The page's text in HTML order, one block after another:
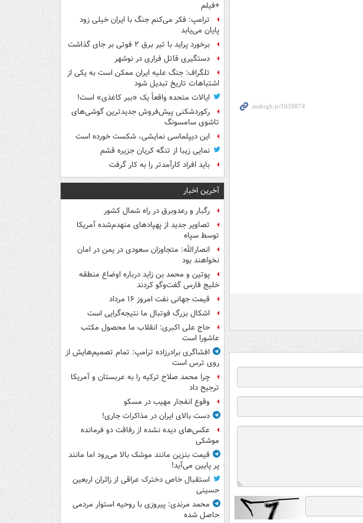
+فیلم
ترامپ: فکر می‌کنم جنگ با ایران خیلی زود
پایان می‌یابد
برخورد پراید با تیر برق ۲ فوتی بر جای گذاشت
دستگیری قاتل فراری در نوشهر
تلگراف: جنگ علیه ایران ممکن است به یکی از
اشتباهات تاریخ تبدیل شود
ایالات متحده واقعاً یک «ببر کاغذی» است!
رکوردشکنی پیش‌فروش جدیدترین گوشی‌های
تاشوی سامسونگ
این دیپلماسی نمایشی، شکست خورده است
نمایی زیبا از تنگه کریان جزیره قشم
باید افراد کارآمدتر را به کار گرفت
آخرین اخبار
رگبار و رعدوبرق در راه شمال کشور
تصاویر جدید از پهپادهای منهدم‌شده آمریکا
توسط سپاه
انصارالله: متجاوزان سعودی در یمن در امان
نخواهند بود
پوتین و محمد بن زاید درباره اوضاع منطقه
خلیج فارس گفت‌وگو کردند
قیمت جهانی نفت امروز ۱۶ مرداد
اشکال بزرگ فوتبال ما نتیجه‌گرایی است
حاج علی اکبری: انقلاب ما محصول مکتب
عاشورا است
افشاگری برادرزاده ترامپ: تمام تصمیم‌هایش از
روی ترس است
چرا محمد صلاح ترکیه را به عربستان و آمریکا
ترجیح داد
وقوع انفجار مهیب در مسکو
دست بالای ایران در مذاکرات جاری!
عکس‌های دیده نشده از رفاقت دو فرمانده‌
موشکی
قیمت بنزین مانند موشک بالا می‌رود اما مانند
پر پایین می‌آید!
استقبال خاص دخترک عراقی از زائران اربعین
حسینی
محمد مرندی: پیروزی با روحیه استوار مردمی
حاصل شده